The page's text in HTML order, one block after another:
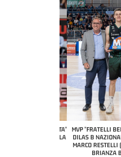
MVP "FRATELLI
DILAS B
MARCO RESTELLI
BRIANZA